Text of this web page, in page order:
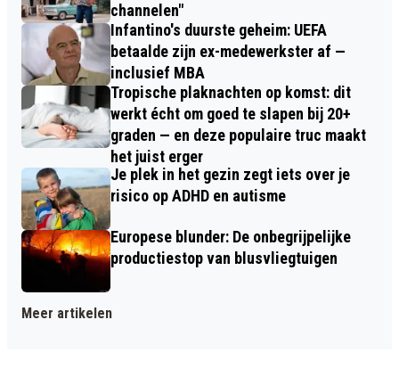
channelen"
Infantino's duurste geheim: UEFA
betaalde zijn ex-medewerkster af —
inclusief MBA
Tropische plaknachten op komst: dit
werkt écht om goed te slapen bij 20+
graden — en deze populaire truc maakt
het juist erger
Je plek in het gezin zegt iets over je
risico op ADHD en autisme
Europese blunder: De onbegrijpelijke
productiestop van blusvliegtuigen
Meer artikelen